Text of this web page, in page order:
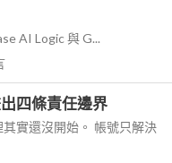
AI Logic 與 G...
四條責任邊界
實還沒開始。 帳號只解決